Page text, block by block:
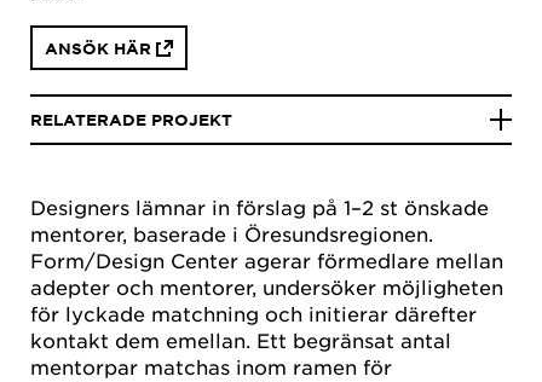
Designers lämnar in förslag på 1–2 st önskade
mentorer, baserade i Öresundsregionen.
Form/Design Center agerar förmedlare mellan
adepter och mentorer, undersöker möjligheten
för lyckade matchning och initierar därefter
kontakt dem emellan. Ett begränsat antal
mentorpar matchas inom ramen för
ANSÖK HÄR
RELATERADE PROJEKT